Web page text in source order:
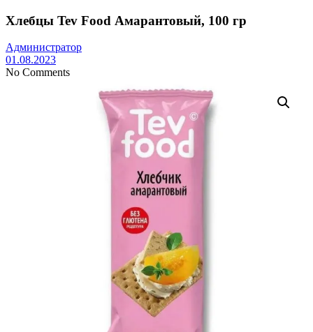
Хлебцы Tev Food Амарантовый, 100 гр
Администратор
01.08.2023
No Comments